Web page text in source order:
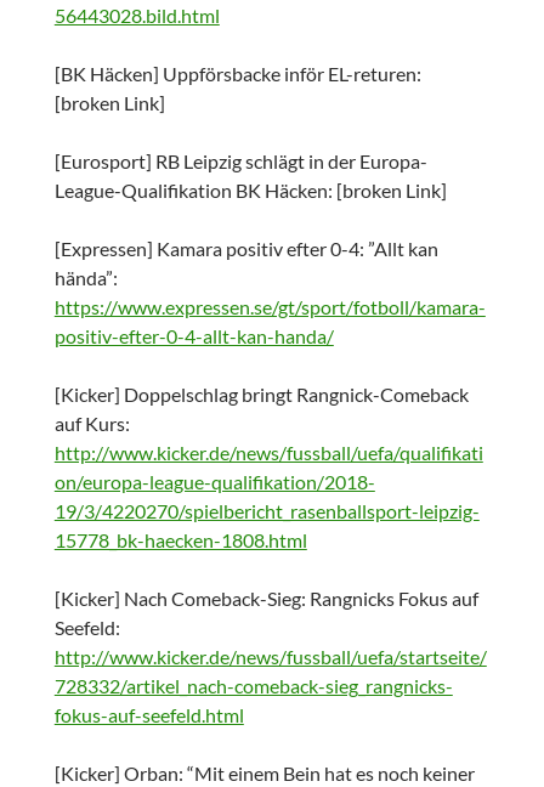
56443028.bild.html
[BK Häcken] Uppförsbacke inför EL-returen:
[broken Link]
[Eurosport] RB Leipzig schlägt in der Europa-
League-Qualifikation BK Häcken: [broken Link]
[Expressen] Kamara positiv efter 0-4: ”Allt kan
hända”:
https://www.expressen.se/gt/sport/fotboll/kamara-
positiv-efter-0-4-allt-kan-handa/
[Kicker] Doppelschlag bringt Rangnick-Comeback
auf Kurs:
http://www.kicker.de/news/fussball/uefa/qualifikati
on/europa-league-qualifikation/2018-
19/3/4220270/spielbericht_rasenballsport-leipzig-
15778_bk-haecken-1808.html
[Kicker] Nach Comeback-Sieg: Rangnicks Fokus auf
Seefeld:
http://www.kicker.de/news/fussball/uefa/startseite/
728332/artikel_nach-comeback-sieg_rangnicks-
fokus-auf-seefeld.html
[Kicker] Orban: “Mit einem Bein hat es noch keiner